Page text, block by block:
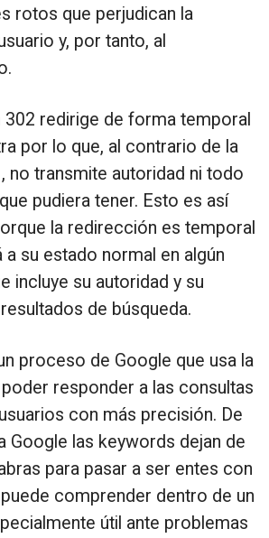
rotos que perjudican la
y, por tanto, al
302 redirige de forma temporal
por lo que, al contrario de la
no transmite autoridad ni todo
pudiera tener. Esto es así
la redirección es temporal
a su estado normal en algún
incluye su autoridad y su
de búsqueda.
proceso de Google que usa la
responder a las consultas
con más precisión. De
Google las keywords dejan de
para pasar a ser entes con
comprender dentro de un
útil ante problemas